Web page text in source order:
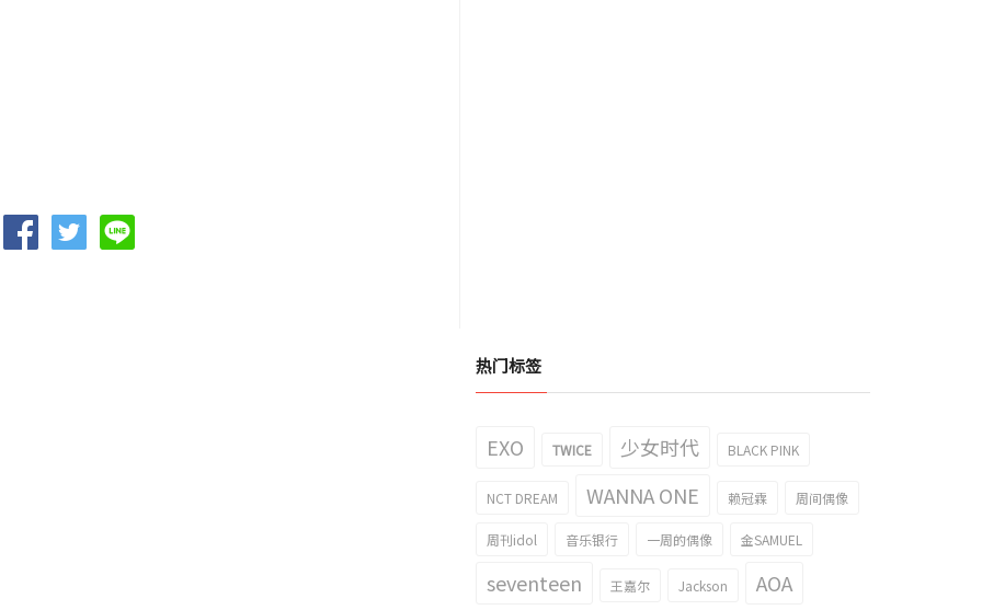
热门标签
EXO TWICE 少女时代 BLACK PINK
NCT DREAM WANNA ONE 赖冠霖 周间偶像
周刊idol 音乐银行 一周的偶像 金SAMUEL
seventeen 王嘉尔 Jackson AOA